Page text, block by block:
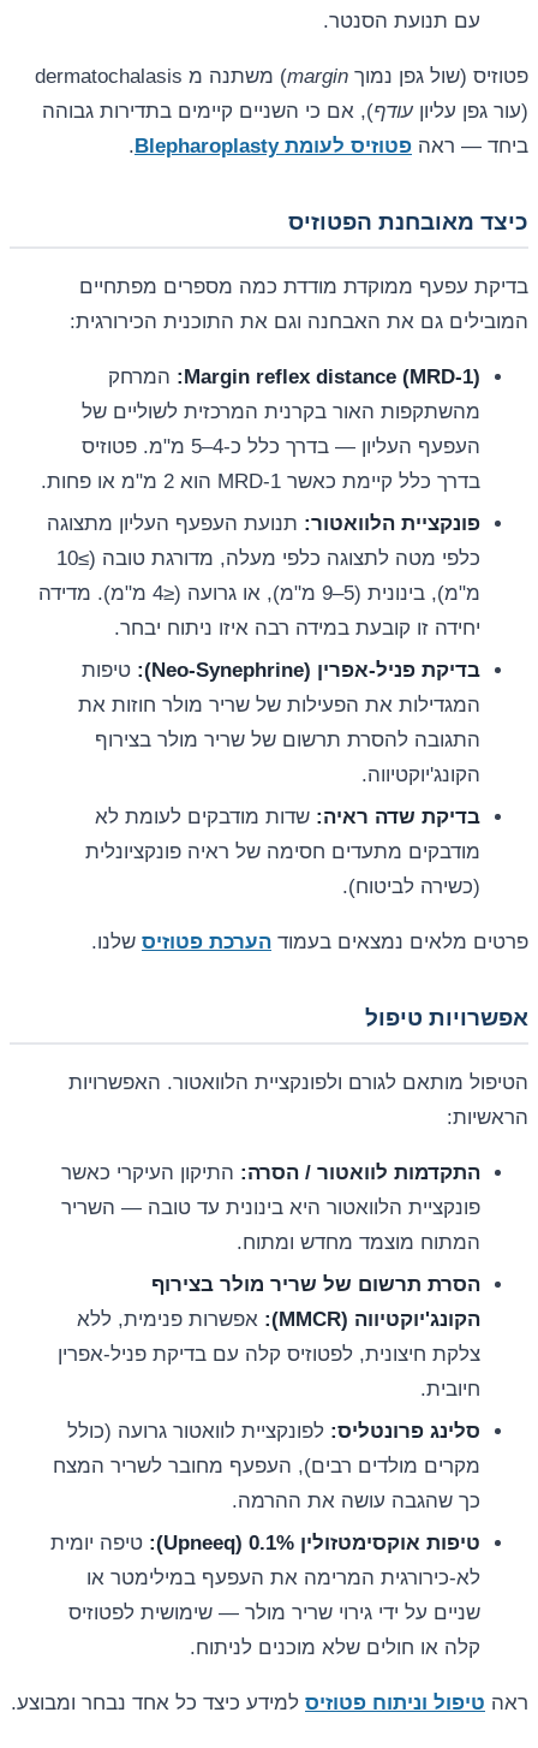
עם תנועת הסנטר.
פטוזיס (שול גפן נמוך margin
) משתנה מ dermatochalasis
(עור גפן עליון עודף), אם כי השניים קיימים בתדירות גבוהה
ביחד — ראה פטוזיס לעומת Blepharoplasty .
כיצד מאובחנת הפטוזיס
בדיקת עפעף ממוקדת מודדת כמה מספרים מפתחיים
המובילים גם את האבחנה וגם את התוכנית הכירורגית:
Margin reflex distance (MRD-1):
המרחק
מהשתקפות האור בקרנית המרכזית לשוליים של
העפעף העליון — בדרך כלל כ-4–5 מ"מ. פטוזיס
בדרך כלל קיימת כאשר MRD-1 הוא 2 מ"מ או פחות.
פונקציית הלוואטור: תנועת העפעף העליון מתצוגה
כלפי מטה לתצוגה כלפי מעלה, מדורגת טובה (≥10
מ"מ), בינונית (5–9 מ"מ), או גרועה (≤4 מ"מ). מדידה
יחידה זו קובעת במידה רבה איזו ניתוח יבחר.
בדיקת פניל-אפרין (Neo-Synephrine):
טיפות
המגדילות את הפעילות של שריר מולר חוזות את
התגובה להסרת תרשום של שריר מולר בצירוף
הקונג'יוקטיווה.
בדיקת שדה ראיה: שדות מודבקים לעומת לא
מודבקים מתעדים חסימה של ראיה פונקציונלית
(כשירה לביטוח).
פרטים מלאים נמצאים בעמוד הערכת פטוזיס שלנו.
אפשרויות טיפול
הטיפול מותאם לגורם ולפונקציית הלוואטור. האפשרויות
הראשיות:
התקדמות לוואטור / הסרה: התיקון העיקרי כאשר
פונקציית הלוואטור היא בינונית עד טובה — השריר
המתוח מוצמד מחדש ומתוח.
הסרת תרשום של שריר מולר בצירוף
הקונג'יוקטיווה (MMCR):
אפשרות פנימית, ללא
צלקת חיצונית, לפטוזיס קלה עם בדיקת פניל-אפרין
חיובית.
סלינג פרונטליס: לפונקציית לוואטור גרועה (כולל
מקרים מולדים רבים), העפעף מחובר לשריר המצח
כך שהגבה עושה את ההרמה.
טיפות אוקסימטזולין 0.1% (Upneeq):
טיפה יומית
לא-כירורגית המרימה את העפעף במילימטר או
שניים על ידי גירוי שריר מולר — שימושית לפטוזיס
קלה או חולים שלא מוכנים לניתוח.
ראה טיפול וניתוח פטוזיס למידע כיצד כל אחד נבחר ומבוצע.